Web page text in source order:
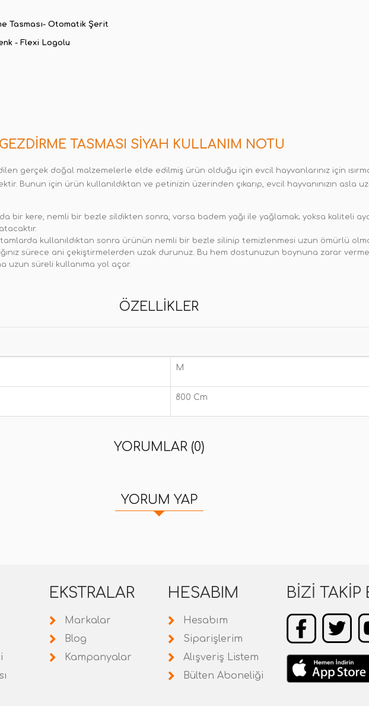
Tasması- Otomatik Şerit
- Flexi Logolu
TASMASI SIYAH KULLANIM NOTU
gerçek doğal malzemelerle elde edilmiş ürün olduğu için evcil hayvanlarınız için
Bunun için ürün kullanıldıktan ve petinizin üzerinden çıkarıp, evcil hayvanınızın asla
bir kere, nemli bir bezle sildikten sonra, varsa badem yağı ile yağlamak; yoksa kaliteli
kullanıldıktan sonra ürünün nemli bir bezle silinip temizlenmesi uzun ömürlü
sürece ani çekiştirmelerden uzak durunuz. Bu hem dostunuzun boynuna zarar
uzun süreli kullanıma yol açar.
ÖZELLIKLER
M
800 Cm
YORUMLAR (0)
YORUM YAP
EKSTRALAR
Markalar
Blog
Kampanyalar
HESABIM
Hesabım
Siparişlerim
Alışveriş Listem
Bülten Aboneliği
BIZI TAKIP